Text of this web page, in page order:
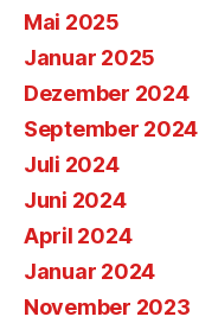
Mai 2025
Januar 2025
Dezember 2024
September 2024
Juli 2024
Juni 2024
April 2024
Januar 2024
November 2023